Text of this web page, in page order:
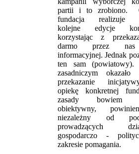
partii i to zrobiono.
fundacja realizuje
kolejne edycje
korzystając z
darmo przez
informacyjnej. Jednak
ten sam (powiatowy).
zasadniczym
przekazanie
opiekę konkretnej
zasady bowiem
obiektywny,
niezależny od
prowadzących
gospodarczo -
zakresie pomagania.